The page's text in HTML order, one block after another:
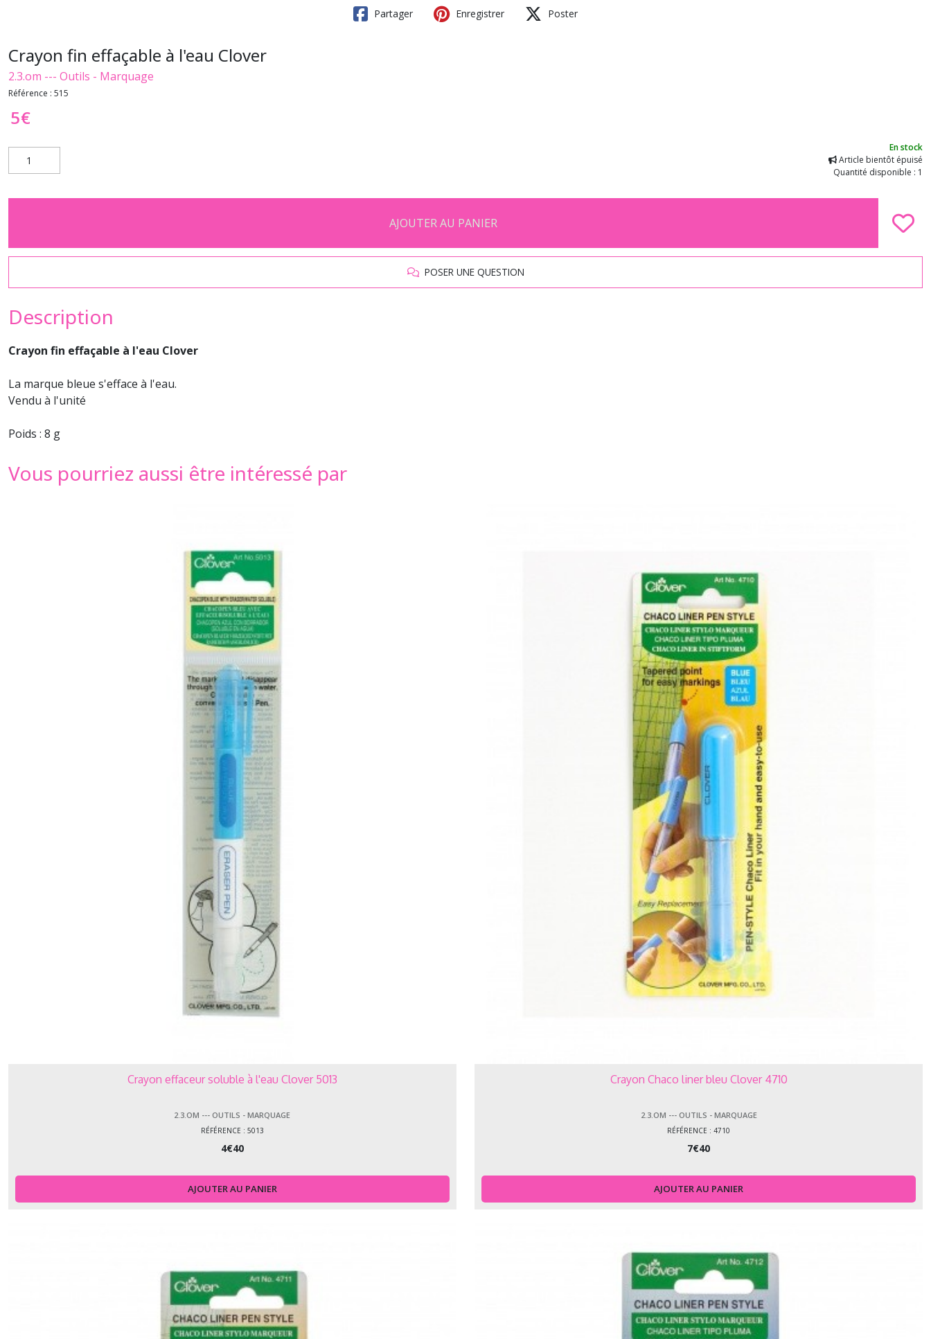
Partager Enregistrer Poster
Crayon fin effaçable à l'eau Clover
2.3.om --- Outils - Marquage
Référence : 515
5€
En stock
Article bientôt épuisé
Quantité disponible : 1
AJOUTER AU PANIER
POSER UNE QUESTION
Description
Crayon fin effaçable à l'eau Clover
La marque bleue s'efface à l'eau.
Vendu à l'unité
Poids : 8 g
Vous pourriez aussi être intéressé par
Crayon effaceur soluble à l'eau Clover 5013
2.3.OM --- OUTILS - MARQUAGE
RÉFÉRENCE : 5013
4€40
AJOUTER AU PANIER
Crayon Chaco liner bleu Clover 4710
2.3.OM --- OUTILS - MARQUAGE
RÉFÉRENCE : 4710
7€40
AJOUTER AU PANIER